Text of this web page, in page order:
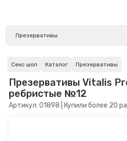
Секс шоп Каталог Презервативы
Презервативы Vitalis
ребристые №12
Артикул: 01898 | Купили более 20